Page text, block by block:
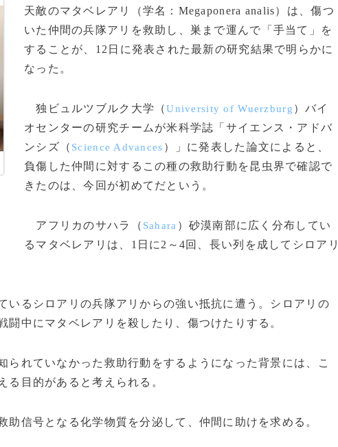
天敵のマタベレアリ（学名：Megaponera analis）は、傷つ
いた仲間の兵隊アリを救助し、巣まで運んで「手当て」を
することが、12日に発表された最新の研究結果で明らかに
なった。
独ビュルツブルク大学（University of Wuerzburg ）バイ
オセンターの研究チームが米科学誌「サイエンス・アドバ
ンシズ（ Science Advances ）」に発表した論文によると、
負傷した仲間に対するこの種の救助行動を昆虫界で確認で
きたのは、今回が初めてだという。
アフリカのサハラ（ Sahara ）砂漠南部に広く分布してい
るマタベレアリは、1日に2～4回、長い列を成してシロアリ
るシロアリの兵隊アリからの強い抵抗に遭う。シロアリの
中にマタベレアリを殺したり、傷つけたりする。
れていなかった救助行動をするようになった背景には、こ
る目的があると考えられる。
信号となる化学物質を分泌して、仲間に助けを求める。